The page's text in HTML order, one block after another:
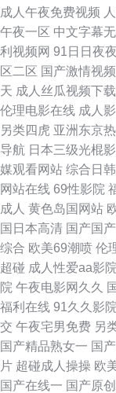
国产日韩精品久久 九
调教 97成人碰 草莓视
网页 五月天大香蕉在
黄色免费网站看片 美
资源站在线 www污
国无码 午夜激情爽
利 六月天色色网站
夜影视 国产传媒91播
洲综合日韩在线 91网
片 日本蜜桃综合网
成人午夜免费视频
午夜一区 中文字幕
利视频网 91日日夜
区二区 国产激情视
天 成人丝瓜视频下载
伦理电影在线 成人
另类四虎 亚洲东京热
导航 日本三级光棍
媒观看网站 综合日
网站在线 69性影院
成人 黄色岛国网站
国日本高清 国产国
综合 欧美69潮喷 伦
超碰 成人性爱aa影院
院 午夜电影网久久
福利在线 91久久影院
交 午夜宅男免费 另
国产精品熟女一 国
片 超碰成人操操 欧
国产在线一 国产原